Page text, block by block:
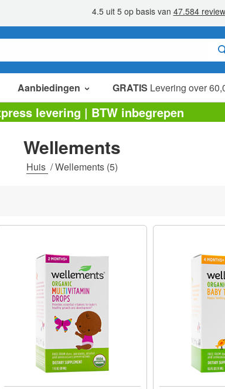
Aanbiedingen GRATIS Levering over
verkoop items
value packs
opruiming
levering | BTW inbegrepen
Wellements
Huis /Wellements (5)